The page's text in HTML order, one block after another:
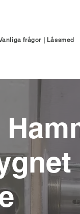
frågor | Låssmed